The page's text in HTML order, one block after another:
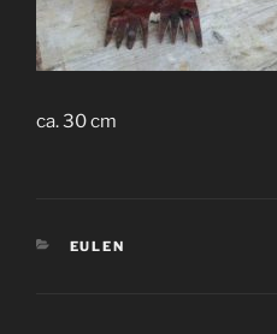
ca. 30 cm
KATEGORIEN
EULEN